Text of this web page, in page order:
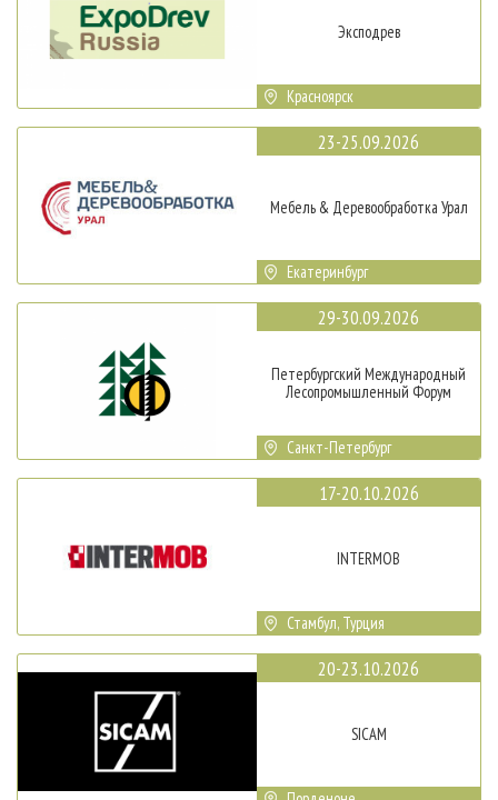
Эксподрев
Красноярск
23-25.09.2026
Мебель & Деревообработка Урал
Екатеринбург
29-30.09.2026
Петербургский Международный
Лесопромышленный Форум
Санкт-Петербург
17-20.10.2026
INTERMOB
Стамбул, Турция
20-23.10.2026
SICAM